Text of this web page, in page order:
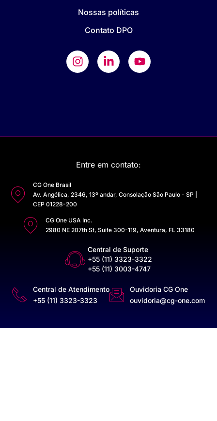
Nossas políticas
Contato DPO
Entre em contato:
CG One Brasil
Av. Angélica, 2346, 13º andar, Consolação São Paulo - SP |
CEP 01228-200
CG One USA Inc.
2980 NE 207th St, Suite 300-119, Aventura, FL 33180
Central de Suporte
+55 (11) 3323-3322
+55 (11) 3003-4747
Central de Atendimento
+55 (11) 3323-3323
Ouvidoria CG One
ouvidoria@cg-one.com